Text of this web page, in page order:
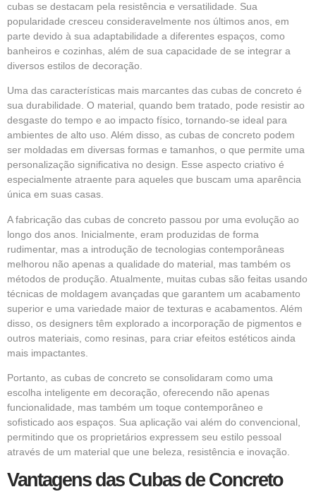
cubas se destacam pela resistência e versatilidade. Sua
popularidade cresceu consideravelmente nos últimos anos, em
parte devido à sua adaptabilidade a diferentes espaços, como
banheiros e cozinhas, além de sua capacidade de se integrar a
diversos estilos de decoração.
Uma das características mais marcantes das cubas de concreto é
sua durabilidade. O material, quando bem tratado, pode resistir ao
desgaste do tempo e ao impacto físico, tornando-se ideal para
ambientes de alto uso. Além disso, as cubas de concreto podem
ser moldadas em diversas formas e tamanhos, o que permite uma
personalização significativa no design. Esse aspecto criativo é
especialmente atraente para aqueles que buscam uma aparência
única em suas casas.
A fabricação das cubas de concreto passou por uma evolução ao
longo dos anos. Inicialmente, eram produzidas de forma
rudimentar, mas a introdução de tecnologias contemporâneas
melhorou não apenas a qualidade do material, mas também os
métodos de produção. Atualmente, muitas cubas são feitas usando
técnicas de moldagem avançadas que garantem um acabamento
superior e uma variedade maior de texturas e acabamentos. Além
disso, os designers têm explorado a incorporação de pigmentos e
outros materiais, como resinas, para criar efeitos estéticos ainda
mais impactantes.
Portanto, as cubas de concreto se consolidaram como uma
escolha inteligente em decoração, oferecendo não apenas
funcionalidade, mas também um toque contemporâneo e
sofisticado aos espaços. Sua aplicação vai além do convencional,
permitindo que os proprietários expressem seu estilo pessoal
através de um material que une beleza, resistência e inovação.
Vantagens das Cubas de Concreto